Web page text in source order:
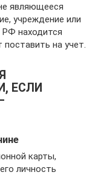
являющееся
учреждение или
РФ находится
на учет.
ЕСЛИ
карты,
личность